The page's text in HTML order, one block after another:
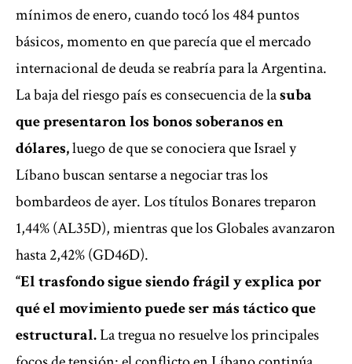
mínimos de enero, cuando tocó los 484 puntos
básicos, momento en que parecía que el mercado
internacional de deuda se reabría para la Argentina.
La baja del riesgo país es consecuencia de lasuba
que presentaron los bonos soberanos en
dólares,luego de que se conociera que Israel y
Líbano buscan sentarse a negociar tras los
bombardeos de ayer. Los títulos Bonares treparon
1,44% (AL35D), mientras que los Globales avanzaron
hasta 2,42% (GD46D).
“El trasfondo sigue siendo frágil y explica por
qué el movimiento puede ser más táctico que
estructural.La tregua no resuelve los principales